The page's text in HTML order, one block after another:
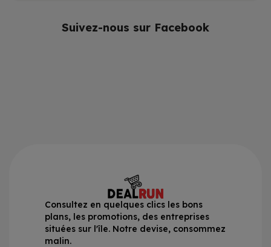
Suivez-nous sur Facebook
Consultez en quelques clics les bons
plans, les promotions, des entreprises
situées sur l'île. Notre devise, consommez
malin.